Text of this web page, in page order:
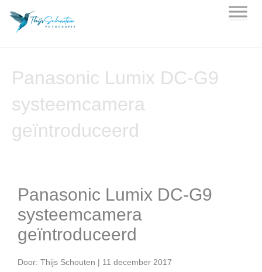
Panasonic Lumix DC-G9
systeemcamera
geïntroduceerd
Panasonic Lumix DC-G9
systeemcamera
geïntroduceerd
Door: Thijs Schouten | 11 december 2017